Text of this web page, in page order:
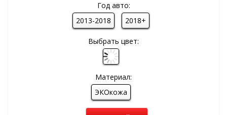
Год авто:
2013-2018
2018+
Выбрать цвет:
Материал:
ЭКОкожа